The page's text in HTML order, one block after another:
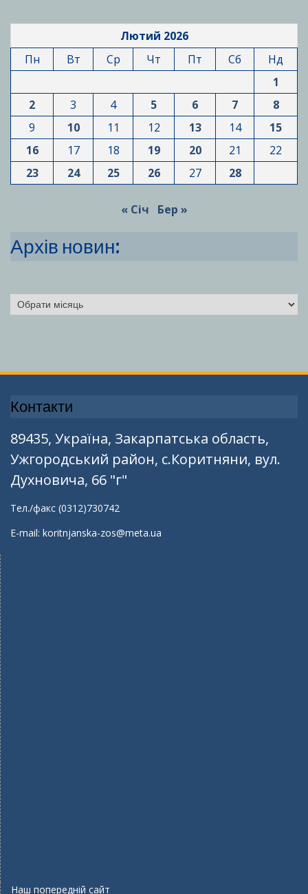
Лютий 2026
Пн
Вт Ср Чт Пт Сб
Нд
1
2
3 4 5 6 7
8
9
10 11 12 13 14
15
16
17 18 19 20 21
22
23
24 25 26 27 28
« Січ Бер »
Архів новин:
Архіви
Контакти
89435, Україна, Закарпатська область,
Ужгородський район, с.Коритняни, вул.
Духновича, 66 "г"
Тел./факс (0312)730742
E-mail: koritnjanska-zos@meta.ua
Наш попередній сайт